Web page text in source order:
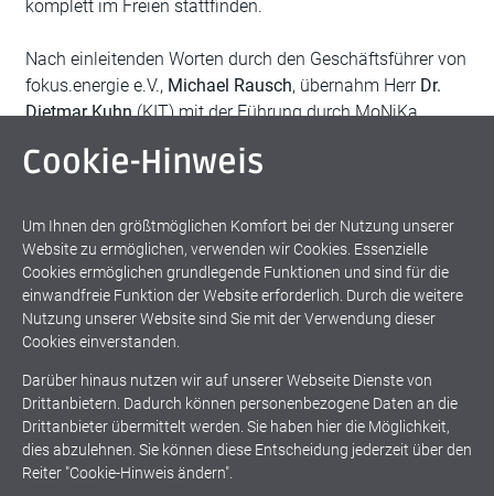
komplett im Freien stattfinden.
Nach einleitenden Worten durch den Geschäftsführer von
fokus.energie e.V., Michael Rausch, übernahm Herr Dr.
Dietmar Kuhn(KIT) mit der Führung durch MoNiKa
dem Gelände des KIT-CN wurde am Institut für
Kraftwerkskreis eines Geothermiekraftwerks installiert.
Dieser ist modular aufgebaut, mobil und bietet
einzigartige Möglichkeiten zur Untersuchung der
geothermalen Stromerzeugung bzw. der Stromerzeugung
aus Niedertemperatur-Wärmequellen.Weiterlesen
Brennpunkt Geothermie
Stromerzeugung
Cookie-Hinweis
Um Ihnen den größtmöglichen Komfort bei der Nutzung unserer
Website zu ermöglichen, verwenden wir Cookies. Essenzielle
Cookies ermöglichen grundlegende Funktionen und sind für die
einwandfreie Funktion der Website erforderlich. Durch die weitere
Nutzung unserer Website sind Sie mit der Verwendung dieser
Cookies einverstanden.
Darüber hinaus nutzen wir auf unserer Webseite Dienste von
Drittanbietern. Dadurch können personenbezogene Daten an die
Drittanbieter übermittelt werden. Sie haben hier die Möglichkeit,
dies abzulehnen. Sie können diese Entscheidung jederzeit über den
Reiter "Cookie-Hinweis ändern".